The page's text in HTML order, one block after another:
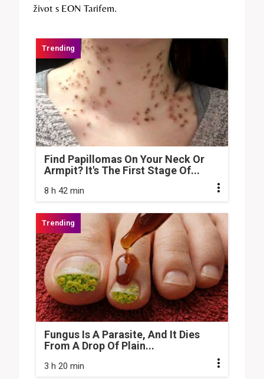
život s EON Tarifem.
Find Papillomas On Your Neck Or
Armpit? It's The First Stage Of...
8 h 42 min
Fungus Is A Parasite, And It Dies
From A Drop Of Plain...
3 h 20 min